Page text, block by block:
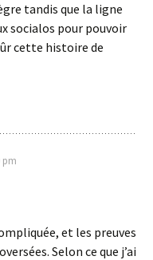
tandis que la ligne
socialos pour pouvoir
cette histoire de
pm
et les preuves
Selon ce que j’ai